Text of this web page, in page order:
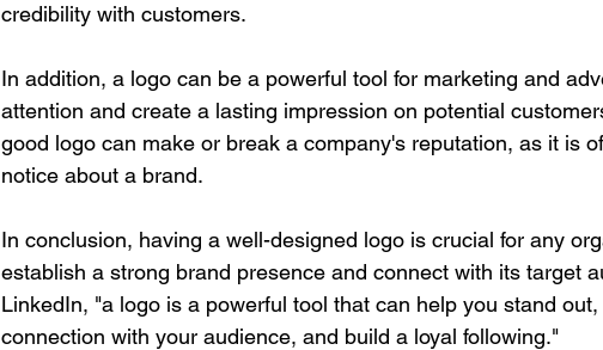
credibility with customers.
In addition, a logo can be a powerful tool for marketing and
attention and create a lasting impression on potential
good logo can make or break a company's reputation, as it is
notice about a brand.
In conclusion, having a well-designed logo is crucial for any
establish a strong brand presence and connect with its target
LinkedIn, "a logo is a powerful tool that can help you stand
connection with your audience, and build a loyal following."